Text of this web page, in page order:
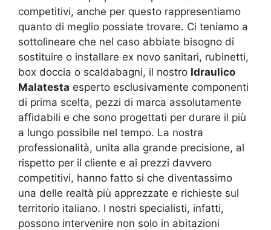
competitivi, anche per questo rappresentiamo
quanto di meglio possiate trovare. Ci teniamo a
sottolineare che nel caso abbiate bisogno di
sostituire o installare ex novo sanitari, rubinetti,
box doccia o scaldabagni, il nostro Idraulico
Malatesta esperto esclusivamente componenti
di prima scelta, pezzi di marca assolutamente
affidabili e che sono progettati per durare il più
a lungo possibile nel tempo. La nostra
professionalità, unita alla grande precisione, al
rispetto per il cliente e ai prezzi davvero
competitivi, hanno fatto si che diventassimo
una delle realtà più apprezzate e richieste sul
territorio italiano. I nostri specialisti, infatti,
possono intervenire non solo in abitazioni